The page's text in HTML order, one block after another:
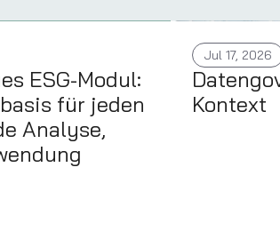
ESG-Modul:
für jeden
Analyse,
Jul 17, 2026
Kontext